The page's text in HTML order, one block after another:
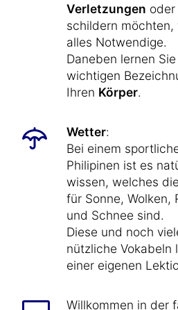
Verletzungen oder
schildern möchten,
alles Notwendige.
Daneben lernen
wichtigen
Ihren Körper.
Wetter:
Bei einem
Philipinen ist es
wissen, welches
für Sonne, Wolken,
und Schnee sind.
Diese und noch
nützliche Vokabeln
einer eigenen
Willkommen in der